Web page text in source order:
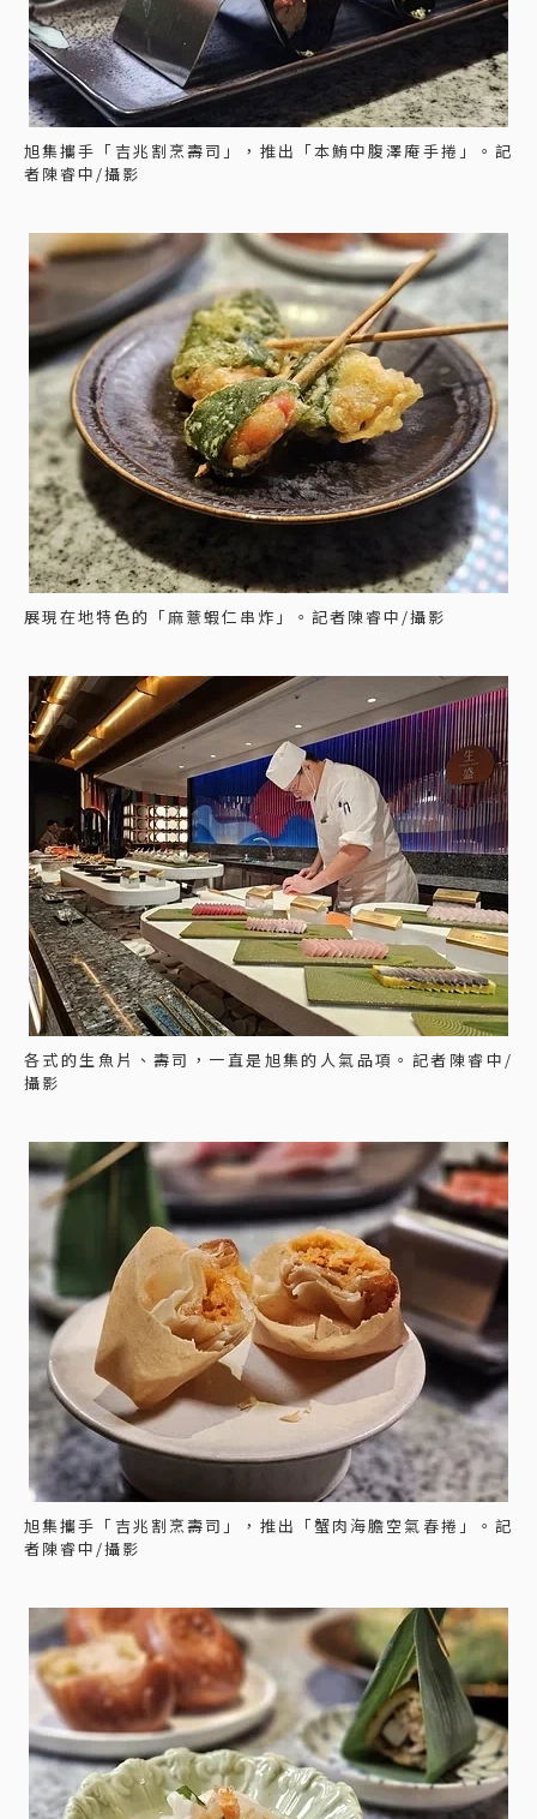
旭集攜手「吉兆割烹壽司」，推出「本鮪中腹澤庵手捲」。記
者陳睿中/攝影
展現在地特色的「麻薏蝦仁串炸」。記者陳睿中/攝影
各式的生魚片、壽司，一直是旭集的人氣品項。記者陳睿中/
攝影
旭集攜手「吉兆割烹壽司」，推出「蟹肉海膽空氣春捲」。記
者陳睿中/攝影